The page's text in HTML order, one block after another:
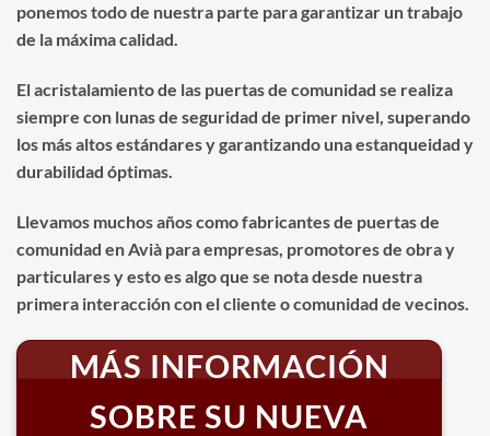
ponemos todo de nuestra parte para garantizar un trabajo
de la máxima calidad.
El acristalamiento de las puertas de comunidad se realiza
siempre con lunas de seguridad de primer nivel, superando
los más altos estándares y garantizando una estanqueidad y
durabilidad óptimas.
Llevamos muchos años como fabricantes de puertas de
comunidad en Avià para empresas, promotores de obra y
particulares y esto es algo que se nota desde nuestra
primera interacción con el cliente o comunidad de vecinos.
MÁS INFORMACIÓN
SOBRE SU NUEVA